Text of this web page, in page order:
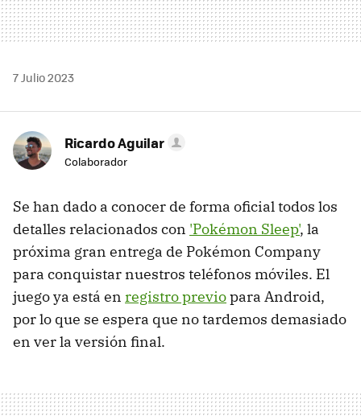
7 Julio 2023
Ricardo Aguilar
Colaborador
Se han dado a conocer de forma oficial todos los
detalles relacionados con 'Pokémon Sleep', la
próxima gran entrega de Pokémon Company
para conquistar nuestros teléfonos móviles. El
juego ya está en registro previopara Android,
por lo que se espera que no tardemos demasiado
en ver la versión final.